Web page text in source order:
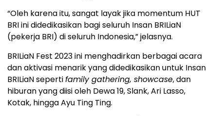
“Oleh karena itu, sangat layak jika momentum HUT
BRI ini didedikasikan bagi seluruh Insan BRILiaN
(pekerja BRI) di seluruh Indonesia,” jelasnya.
BRILiaN Fest 2023 ini menghadirkan berbagai acara
dan aktivasi menarik yang didedikasikan untuk Insan
BRILiaN sepertifamily gathering, showcase, dan
hiburan yang diisi oleh Dewa 19, Slank, Ari Lasso,
Kotak, hingga Ayu Ting Ting.